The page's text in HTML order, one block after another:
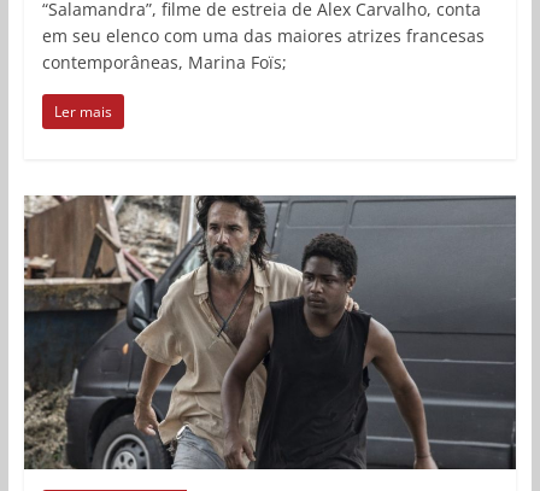
“Salamandra”, filme de estreia de Alex Carvalho, conta
em seu elenco com uma das maiores atrizes francesas
contemporâneas, Marina Foïs;
Ler mais